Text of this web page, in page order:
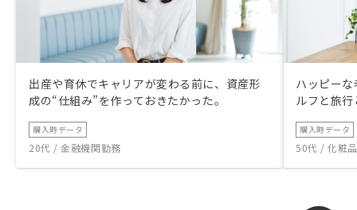
出産や育休でキャリアが変わる前に、資産形
成の“仕組み”を作っておきたかった。
購入時データ
20代 / 金融機関勤務
ハッピー
ルフと旅
購入時データ
50代 / 化粧